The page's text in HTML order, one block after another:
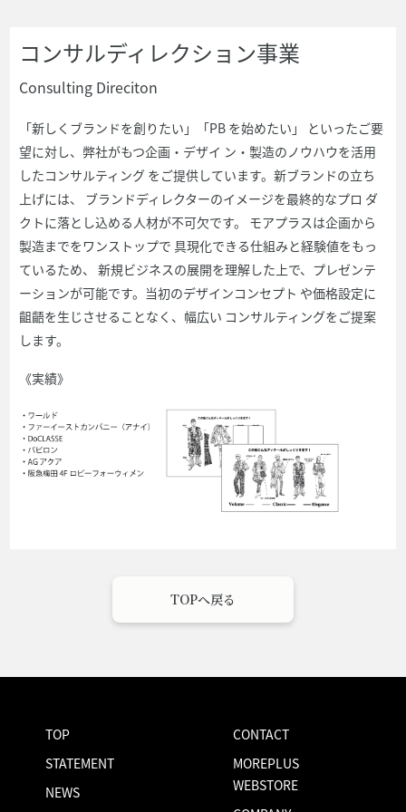
コンサルディレクション事業
Consulting Direciton
「新しくブランドを創りたい」「PB を始めたい」 といったご要
望に対し、弊社がもつ企画・デザイ ン・製造のノウハウを活用
したコンサルティング をご提供しています。新ブランドの立ち
上げには、 ブランドディレクターのイメージを最終的なプロ ダ
クトに落とし込める人材が不可欠です。 モアプラスは企画から
製造までをワンストップで 具現化できる仕組みと経験値をもっ
ているため、 新規ビジネスの展開を理解した上で、プレゼンテ
ーションが可能です。当初のデザインコンセプト や価格設定に
齟齬を生じさせることなく、幅広い コンサルティングをご提案
します。
《実績》
TOPへ戻る
TOP
STATEMENT
NEWS
CONTACT
MOREPLUS
WEBSTORE